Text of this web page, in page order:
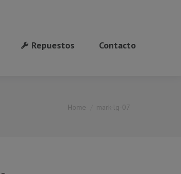
Repuestos Contacto
You are here:
Home mark-lg-07